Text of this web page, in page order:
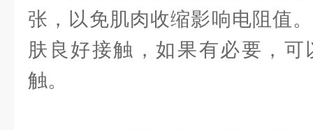
张，以免肌肉收缩影响电阻值
肤良好接触，如果有必要，
触。